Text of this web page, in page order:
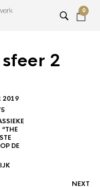
0
2
2019
DE
NEXT